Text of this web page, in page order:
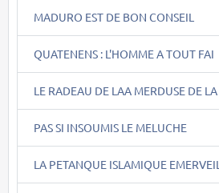
MADURO EST DE BON CONSEIL
QUATENENS : L'HOMME A TOUT FAI
LE RADEAU DE LAA MERDUSE DE LA
PAS SI INSOUMIS LE MELUCHE
LA PETANQUE ISLAMIQUE EMERVEIL